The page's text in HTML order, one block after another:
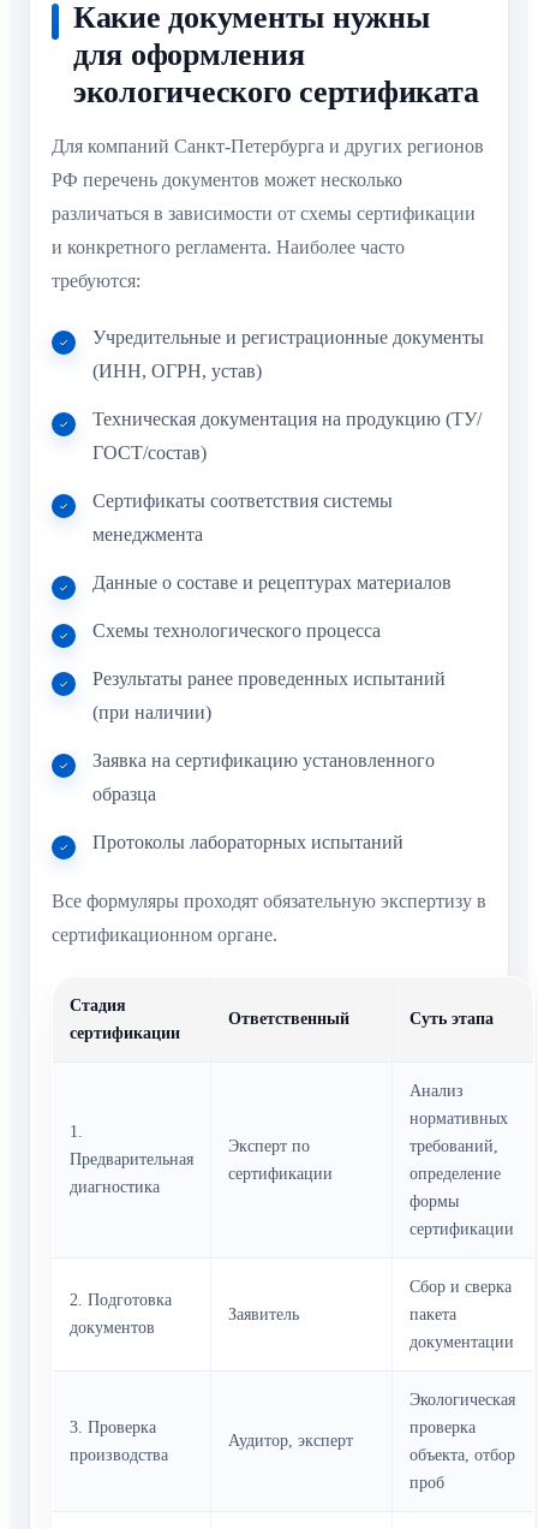
Какие документы нужны
для оформления
экологического сертификата
Для компаний Санкт-Петербурга и других регионов
РФ перечень документов может несколько
различаться в зависимости от схемы сертификации
и конкретного регламента. Наиболее часто
требуются:
Учредительные и регистрационные документы
(ИНН, ОГРН, устав)
Техническая документация на продукцию (ТУ/
ГОСТ/состав)
Сертификаты соответствия системы
менеджмента
Данные о составе и рецептурах материалов
Схемы технологического процесса
Результаты ранее проведенных испытаний
(при наличии)
Заявка на сертификацию установленного
образца
Протоколы лабораторных испытаний
Все формуляры проходят обязательную экспертизу в
сертификационном органе.
Стадия
сертификации
Ответственный Суть этапа
1.
Предварительная
диагностика
Эксперт по
сертификации
Анализ
нормативных
требований,
определение
формы
сертификации
2. Подготовка
документов
Заявитель
Сбор и сверка
пакета
документации
3. Проверка
производства
Аудитор, эксперт
Экологическая
проверка
объекта, отбор
проб